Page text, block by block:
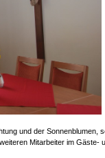
und der Sonnenblumen,
Mitarbeiter im Gäste-